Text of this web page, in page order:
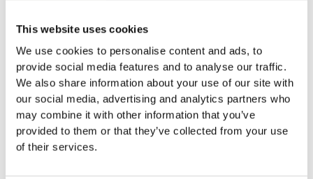
This website uses cookies
We use cookies to personalise content and ads, to
provide social media features and to analyse our traffic.
We also share information about your use of our site with
our social media, advertising and analytics partners who
may combine it with other information that you’ve
provided to them or that they’ve collected from your use
of their services.
Produktens utseende kan avvika mot de bilder som visas
på hemsidan.